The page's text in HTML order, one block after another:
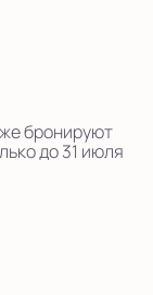
бронируют
до 31 июля